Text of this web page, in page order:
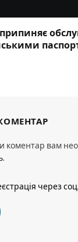
коментар вам
.
через